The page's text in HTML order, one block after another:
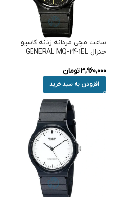
ساعت مچی مردانه زنانه کاسیو
جنرال GENERAL MQ-24-1EL
3,960,000تومان
افزودن به سبد خرید